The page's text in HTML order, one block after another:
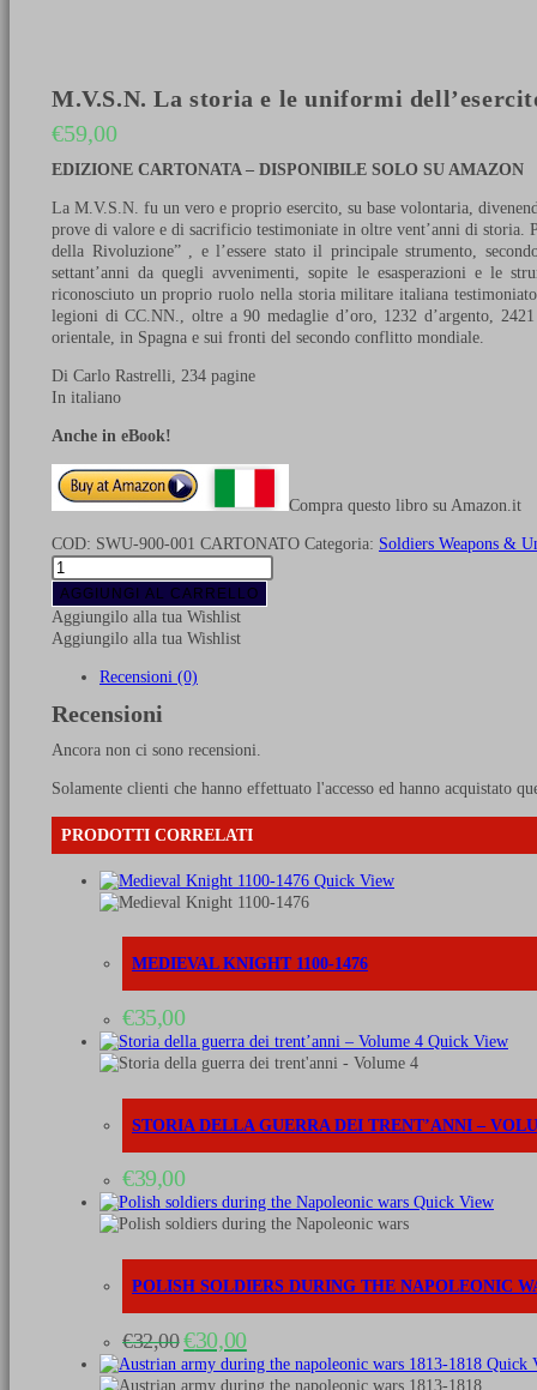
M.V.S.N. La storia e le uniformi
€59,00
EDIZIONE CARTONATA – DISPONIBILE SOLO SU AMAZON
La M.V.S.N. fu un vero e proprio esercito, su base volontaria,
prove di valore e di sacrificio testimoniate in oltre vent’anni di storia.
della Rivoluzione” , e l’essere stato il principale strumento,
settant’anni da quegli avvenimenti, sopite le esasperazioni e le
riconosciuto un proprio ruolo nella storia militare italiana
legioni di CC.NN., oltre a 90 medaglie d’oro, 1232 d’argento,
orientale, in Spagna e sui fronti del secondo conflitto mondiale.
Di Carlo Rastrelli, 234 pagine
In italiano
Anche in eBook!
Compra questo libro su Amazon.it
COD: SWU-900-001 CARTONATO Categoria: Soldiers Weapons &
M.V.S.N.
La
storia
e
le
uniformi
in
nera
-
1
CARTONATO
AGGIUNGI AL CARRELLO
Aggiungilo alla tua Wishlist
Aggiungilo alla tua Wishlist
Recensioni (0)
Recensioni
Ancora non ci sono recensioni.
Solamente clienti che hanno effettuato l'accesso ed hanno acquistato
PRODOTTI CORRELATI
Quick View
MEDIEVAL KNIGHT 1100-1476
€35,00
Quick View
STORIA DELLA GUERRA DEI TRENT’ANNI –
€39,00
Quick View
POLISH SOLDIERS DURING THE NAPOLEONIC
€32,00Il
prezzo
originale
€30,00Il
prezzo
attuale
Quick